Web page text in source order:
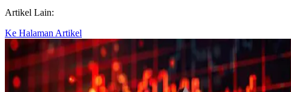
Artikel Lain:
Ke Halaman Artikel